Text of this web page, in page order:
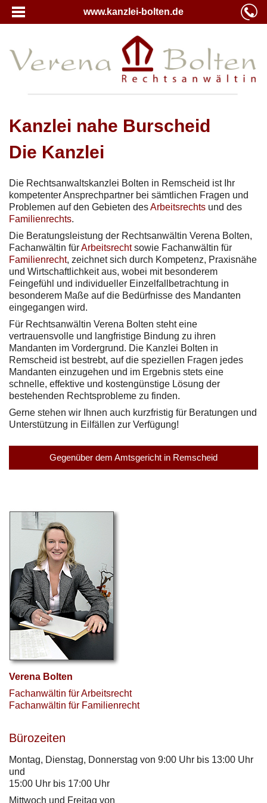
www.kanzlei-bolten.de
Kanzlei nahe Burscheid
Die Kanzlei
Die Rechtsanwaltskanzlei Bolten in Remscheid ist Ihr
kompetenter Ansprechpartner bei sämtlichen Fragen und
Problemen auf den Gebieten desArbeitsrechts und des
Familienrechts.
Die Beratungsleistung der Rechtsanwältin Verena Bolten,
Fachanwältin fürArbeitsrechtsowie Fachanwältin für
Familienrecht, zeichnet sich durch Kompetenz, Praxisnähe
und Wirtschaftlichkeit aus, wobei mit besonderem
Feingefühl und individueller Einzelfallbetrachtung in
besonderem Maße auf die Bedürfnisse des Mandanten
eingegangen wird.
Für Rechtsanwältin Verena Bolten steht eine
vertrauensvolle und langfristige Bindung zu ihren
Mandanten im Vordergrund. Die Kanzlei Bolten in
Remscheid ist bestrebt, auf die speziellen Fragen jedes
Mandanten einzugehen und im Ergebnis stets eine
schnelle, effektive und kostengünstige Lösung der
bestehenden Rechtsprobleme zu finden.
Gerne stehen wir Ihnen auch kurzfristig für Beratungen und
Unterstützung in Eilfällen zur Verfügung!
Gegenüber dem Amtsgericht in Remscheid
Verena Bolten
Fachanwältin für Arbeitsrecht
Fachanwältin für Familienrecht
Bürozeiten
Montag, Dienstag, Donnerstag von 9:00 Uhr bis 13:00 Uhr
und
15:00 Uhr bis 17:00 Uhr
Mittwoch und Freitag von